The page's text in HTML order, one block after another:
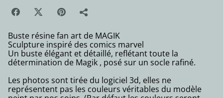
Buste résine fan art de MAGIK
Sculpture inspiré des comics marvel
Un buste élégant et détaillé, reflétant toute la
détermination de Magik , posé sur un socle rafiné.
Les photos sont tirée du logiciel 3d, elles ne
représentent pas les couleurs véritables du modèle